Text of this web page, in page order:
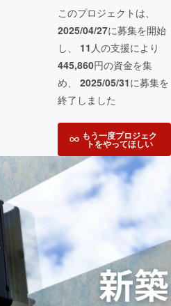
このプロジェクトは、
2025/04/27に募集を開始
し、 11 人の支援により
445,860円の資金を集
め、 2025/05/31に募集を
終了しました
もう一度プロジェク
トをやってほしい